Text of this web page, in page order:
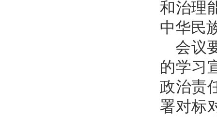
和治理
中华民
会议
的学习
政治责
署对标